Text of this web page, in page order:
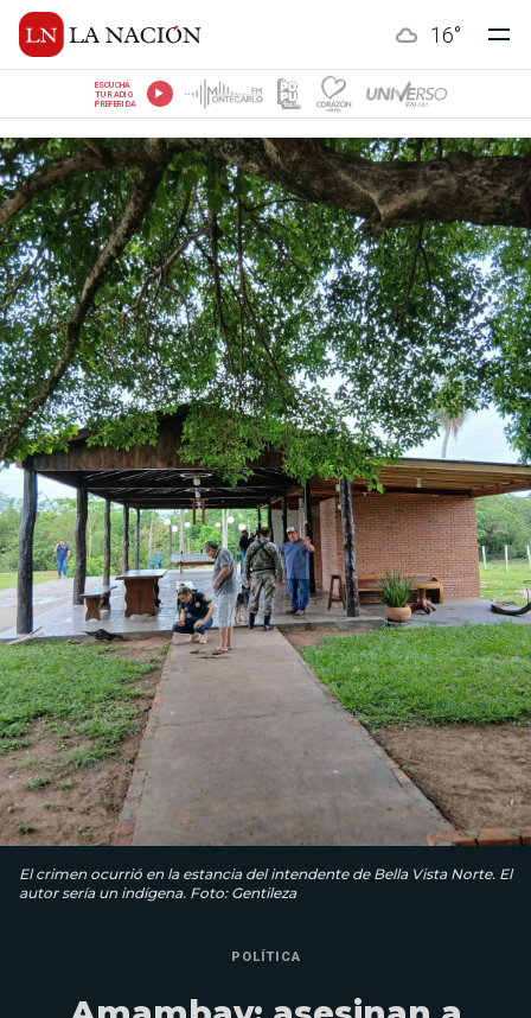
16°
ESCUCHÁ
TU RADIO
PREFERIDA
El crimen ocurrió en la estancia del intendente de Bella Vista Norte. El
autor sería un indígena. Foto: Gentileza
POLÍTICA